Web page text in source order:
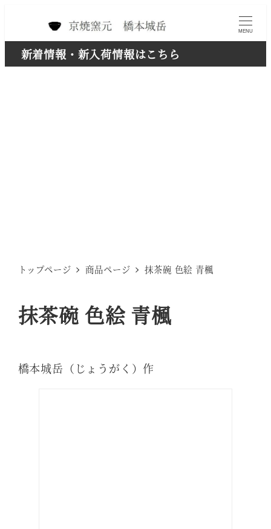
コ
MENU
新着情報・新入荷情報はこちら
トップページ 商品ページ 抹茶碗 色絵 青楓
抹茶碗 色絵 青楓
橋本城岳（じょうがく）作